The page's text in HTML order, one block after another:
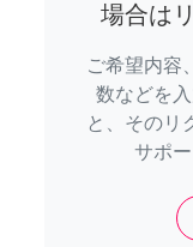
場合は
ご希望内容
数などを
と、そのリ
サポ